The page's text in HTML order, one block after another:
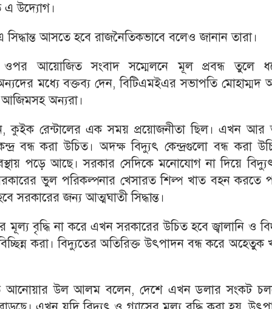
এ উদ্যোগ।
আসতে হবে রাজনৈতিকভাবে বলেও জানান তারা।
ওপর আয়োজিত সংবাদ সম্মেলনে মূল প্রবন্ধ তুলে
মধ্যে বক্তব্য দেন, বিটিএমইএর সভাপতি মোহাম্মদ
অন্যরা।
কুইক রেন্টালের এক সময় প্রয়োজনীতা ছিল। এখন আর
বন্ধ করা উচিত। অদক্ষ বিদ্যুৎ কেন্দ্রগুলো বন্ধ করা
পড়ে আছে। সরকার সেদিকে মনোযোগ না দিয়ে
ভুল পরিকল্পনার খেসারত শিল্প খাত বহন করতে
সরকারের জন্য আত্মঘাতী সিদ্ধান্ত।
বৃদ্ধি না করে এখন সরকারের উচিত হবে জ্বালানি ও
করা। বিদ্যুতের অতিরিক্ত উৎপাদন বন্ধ করে অহেতুক
আনোয়ার উল আলম বলেন, দেশে এখন ডলার সংকট